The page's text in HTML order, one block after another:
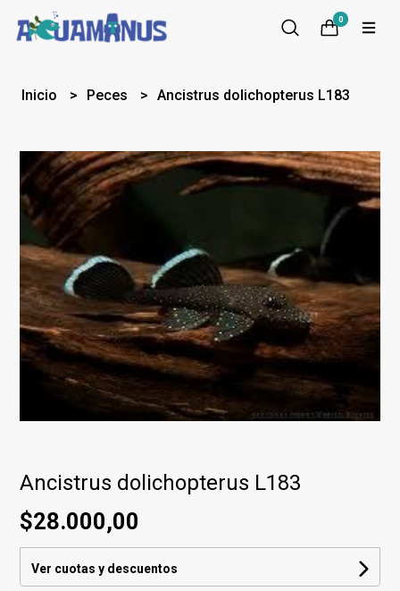
0
Inicio Peces Ancistrus dolichopterus L183
Ancistrus dolichopterus L183
$28.000,00
Ver cuotas y descuentos